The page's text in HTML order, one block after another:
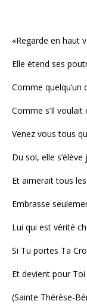
«Regarde en haut
Elle étend ses
Comme quelqu’un
Comme s’Il
Venez vous tous
Du sol, elle s’élève
Et aimerait tous
Embrasse
Lui qui est vérité
Si Tu portes Ta
Et devient pour
(Sainte Thérèse-